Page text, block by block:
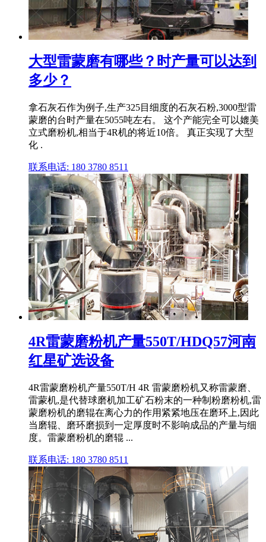
大型雷蒙磨有哪些？时产量可以达到
多少？
拿石灰石作为例子,生产325目细度的石灰石粉,3000型雷
蒙磨的台时产量在5055吨左右。 这个产能完全可以媲美
立式磨粉机,相当于4R机的将近10倍。 真正实现了大型
化 .
联系电话: 180 3780 8511
4R雷蒙磨粉机产量550T/HDQ57河南
红星矿选设备
4R雷蒙磨粉机产量550T/H 4R 雷蒙磨粉机又称雷蒙磨、
雷蒙机,是代替球磨机加工矿石粉末的一种制粉磨粉机,雷
蒙磨粉机的磨辊在离心力的作用紧紧地压在磨环上,因此
当磨辊、磨环磨损到一定厚度时不影响成品的产量与细
度。雷蒙磨粉机的磨辊 ...
联系电话: 180 3780 8511